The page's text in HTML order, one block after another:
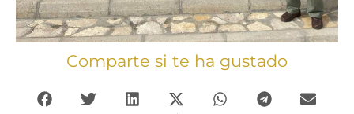
Comparte si te ha gustado